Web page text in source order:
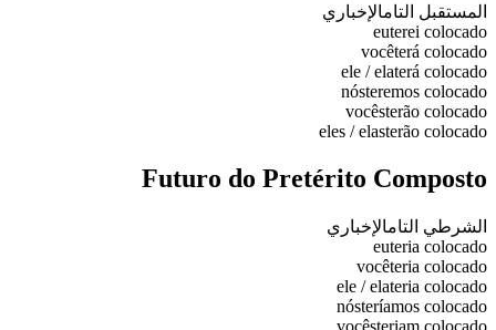
المستقبل التامالإخباري
euterei colocado
vocêterá colocado
ele / elaterá colocado
nósteremos colocado
vocêsterão colocado
eles / elasterão colocado
Futuro do Pretérito Composto
الشرطي التامالإخباري
euteria colocado
vocêteria colocado
ele / elateria colocado
nósteríamos colocado
vocêsteriam colocado